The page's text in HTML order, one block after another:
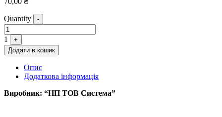
Quantity -
1
+
Додати в кошик
Опис
Додаткова інформація
Виробник: “НП ТОВ Система”